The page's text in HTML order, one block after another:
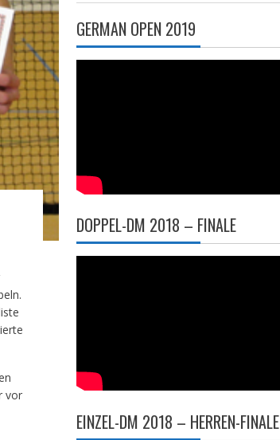
vor
GERMAN OPEN 2019
DOPPEL-DM 2018 – FINALE
EINZEL-DM 2018 – HERREN-FINALE